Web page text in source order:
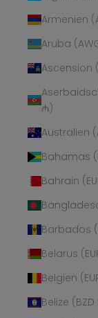
Armenien
Aruba
Ascension
₼)
Australien
Bahamas
Bahrain
Barbados
Belarus
Belgien
Belize (BZD